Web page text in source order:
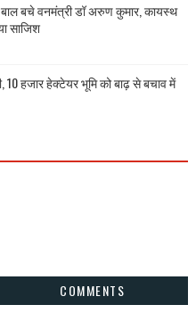
बचे वनमंत्री डॉ अरुण कुमार, कायस्थ
साजिश
10 हजार हेक्टेयर भूमि को बाढ़ से बचाव में
COMMENTS